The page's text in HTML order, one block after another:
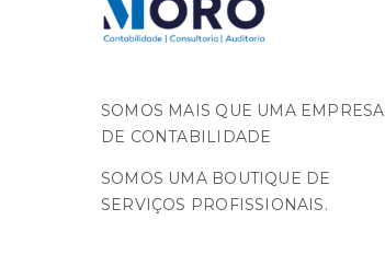
SOMOS MAIS QUE UMA EMPRESA
DE CONTABILIDADE
SOMOS UMA BOUTIQUE DE
SERVIÇOS PROFISSIONAIS.